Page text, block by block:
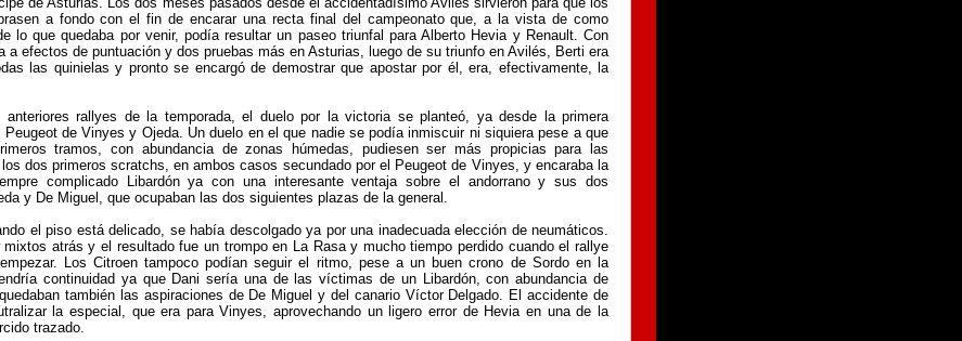
a fondo con el fin de encarar una recta final del campeonato que, a la vista de como
lo que quedaba por venir, podía resultar un paseo triunfal para Alberto Hevia y Renault. Con
a efectos de puntuación y dos pruebas más en Asturias, luego de su triunfo en Avilés, Berti era
las quinielas y pronto se encargó de demostrar que apostar por él, era, efectivamente, la
rallyes de la temporada, el duelo por la victoria se planteó, ya desde la primera
de Vinyes y Ojeda. Un duelo en el que nadie se podía inmiscuir ni siquiera pese a que
tramos, con abundancia de zonas húmedas, pudiesen ser más propicias para las
dos primeros scratchs, en ambos casos secundado por el Peugeot de Vinyes, y encaraba la
complicado Libardón ya con una interesante ventaja sobre el andorrano y sus dos
y De Miguel, que ocupaban las dos siguientes plazas de la general.
el piso está delicado, se había descolgado ya por una inadecuada elección de neumáticos.
mixtos atrás y el resultado fue un trompo en La Rasa y mucho tiempo perdido cuando el rallye
Los Citroen tampoco podían seguir el ritmo, pese a un buen crono de Sordo en la
continuidad ya que Dani sería una de las víctimas de un Libardón, con abundancia de
también las aspiraciones de De Miguel y del canario Víctor Delgado. El accidente de
la especial, que era para Vinyes, aprovechando un ligero error de Hevia en una de la
trazado.